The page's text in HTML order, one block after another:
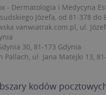
- Dermatologia i Medycyna
Józefa, od 81-378 do
vanwiatrak.com.pl, ul.
30, 81-173 Gdynia
Pallach, ul. Jana Matejki 13,
kodów
przez usługę Cookie-Script.com
dotyczących zgody